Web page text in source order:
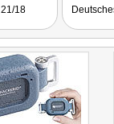
und
18